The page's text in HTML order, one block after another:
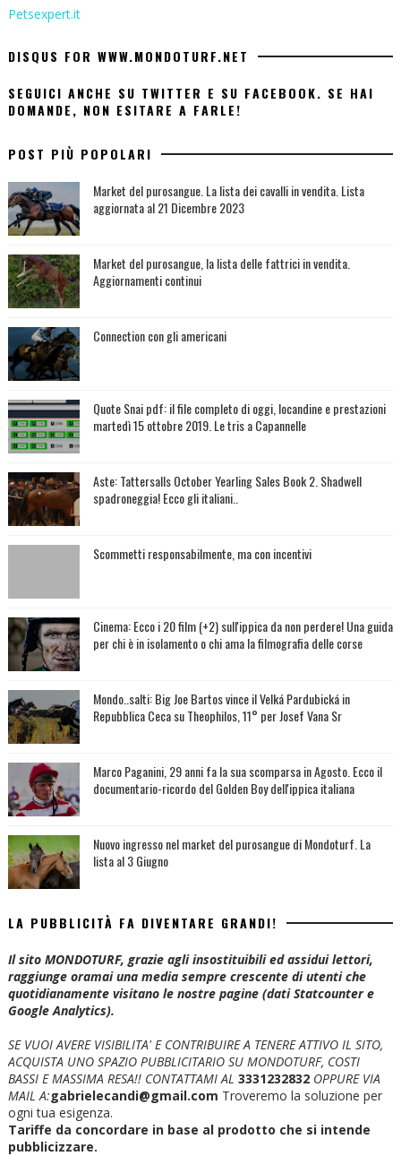
Petsexpert.it
DISQUS FOR WWW.MONDOTURF.NET
SEGUICI ANCHE SU TWITTER E SU FACEBOOK. SE HAI
DOMANDE, NON ESITARE A FARLE!
POST PIÙ POPOLARI
Market del purosangue. La lista dei cavalli in vendita. Lista
aggiornata al 21 Dicembre 2023
Market del purosangue, la lista delle fattrici in vendita.
Aggiornamenti continui
Connection con gli americani
Quote Snai pdf: il file completo di oggi, locandine e prestazioni
martedì 15 ottobre 2019. Le tris a Capannelle
Aste: Tattersalls October Yearling Sales Book 2. Shadwell
spadroneggia! Ecco gli italiani..
Scommetti responsabilmente, ma con incentivi
Cinema: Ecco i 20 film (+2) sull'ippica da non perdere! Una guida
per chi è in isolamento o chi ama la filmografia delle corse
Mondo..salti: Big Joe Bartos vince il Velká Pardubická in
Repubblica Ceca su Theophilos, 11° per Josef Vana Sr
Marco Paganini, 29 anni fa la sua scomparsa in Agosto. Ecco il
documentario-ricordo del Golden Boy dell'ippica italiana
Nuovo ingresso nel market del purosangue di Mondoturf. La
lista al 3 Giugno
LA PUBBLICITÀ FA DIVENTARE GRANDI!
Il sito MONDOTURF, grazie agli insostituibili ed assidui lettori,
raggiunge oramai una media sempre crescente di utenti che
quotidianamente visitano le nostre pagine (dati Statcounter e
Google Analytics).
SE VUOI AVERE VISIBILITA' E CONTRIBUIRE A TENERE ATTIVO IL SITO,
ACQUISTA UNO SPAZIO PUBBLICITARIO SU MONDOTURF, COSTI
BASSI E MASSIMA RESA!! CONTATTAMI AL 3331232832 OPPURE VIA
MAIL A:gabrielecandi@gmail.com Troveremo la soluzione per
ogni tua esigenza.
Tariffe da concordare in base al prodotto che si intende
pubblicizzare.